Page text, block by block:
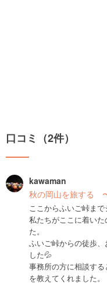
口コミ（2件）
kawaman
秋の岡山を旅する
ここからふいご峠まで
私たちがここに着い
た。
ふいご峠からの徒歩
した💦
事務所の方に相談す
を教えてくれました。